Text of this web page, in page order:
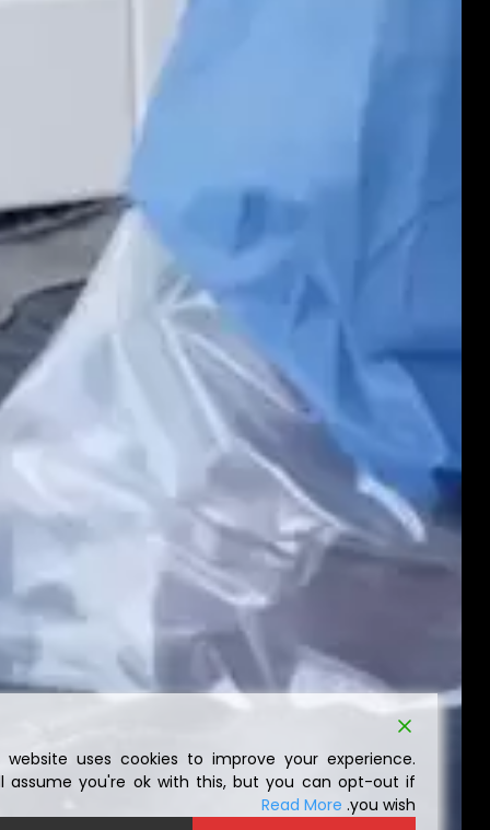
This website uses cookies to improve your experience.
We'll assume you're ok with this, but you can opt-out if
you wish.
Read More